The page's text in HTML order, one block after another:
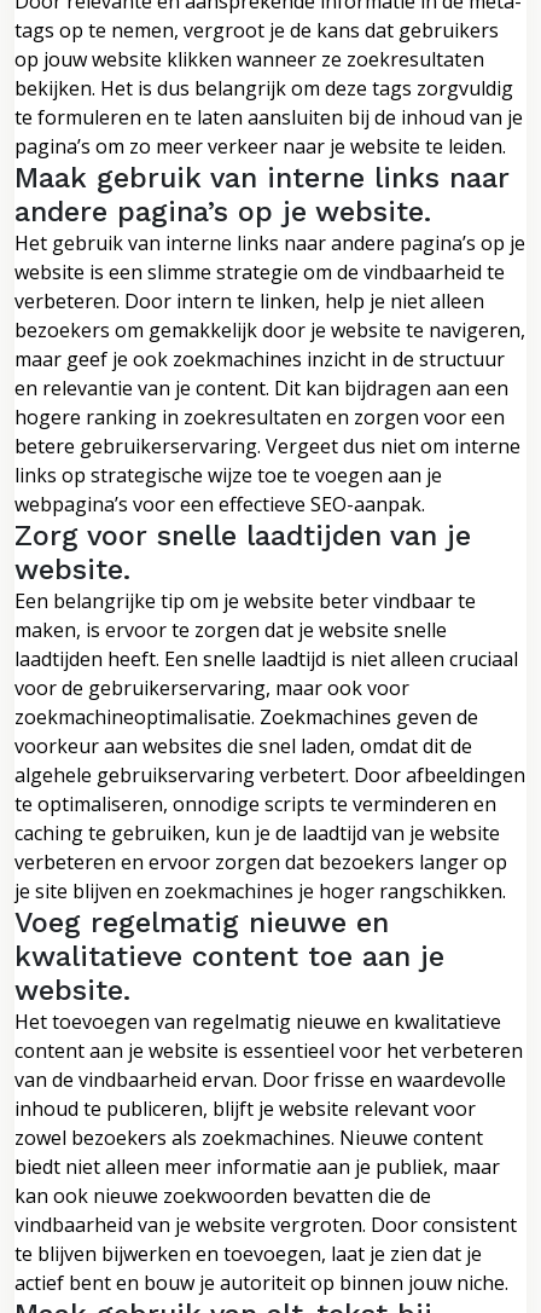
tags op te nemen, vergroot je de kans dat gebruikers
op jouw website klikken wanneer ze zoekresultaten
bekijken. Het is dus belangrijk om deze tags zorgvuldig
te formuleren en te laten aansluiten bij de inhoud van je
pagina’s om zo meer verkeer naar je website te leiden.
Maak gebruik van interne links naar
andere pagina’s op je website.
Het gebruik van interne links naar andere pagina’s op je
website is een slimme strategie om de vindbaarheid te
verbeteren. Door intern te linken, help je niet alleen
bezoekers om gemakkelijk door je website te navigeren,
maar geef je ook zoekmachines inzicht in de structuur
en relevantie van je content. Dit kan bijdragen aan een
hogere ranking in zoekresultaten en zorgen voor een
betere gebruikerservaring. Vergeet dus niet om interne
links op strategische wijze toe te voegen aan je
webpagina’s voor een effectieve SEO-aanpak.
Zorg voor snelle laadtijden van je
website.
Een belangrijke tip om je website beter vindbaar te
maken, is ervoor te zorgen dat je website snelle
laadtijden heeft. Een snelle laadtijd is niet alleen cruciaal
voor de gebruikerservaring, maar ook voor
zoekmachineoptimalisatie. Zoekmachines geven de
voorkeur aan websites die snel laden, omdat dit de
algehele gebruikservaring verbetert. Door afbeeldingen
te optimaliseren, onnodige scripts te verminderen en
caching te gebruiken, kun je de laadtijd van je website
verbeteren en ervoor zorgen dat bezoekers langer op
je site blijven en zoekmachines je hoger rangschikken.
Voeg regelmatig nieuwe en
kwalitatieve content toe aan je
website.
Het toevoegen van regelmatig nieuwe en kwalitatieve
content aan je website is essentieel voor het verbeteren
van de vindbaarheid ervan. Door frisse en waardevolle
inhoud te publiceren, blijft je website relevant voor
zowel bezoekers als zoekmachines. Nieuwe content
biedt niet alleen meer informatie aan je publiek, maar
kan ook nieuwe zoekwoorden bevatten die de
vindbaarheid van je website vergroten. Door consistent
te blijven bijwerken en toevoegen, laat je zien dat je
actief bent en bouw je autoriteit op binnen jouw niche.